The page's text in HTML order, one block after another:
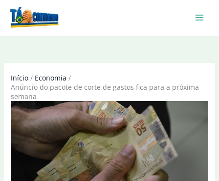
Início
Economia
Anúncio do pacote de corte de gastos fica para a próxima
semana